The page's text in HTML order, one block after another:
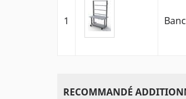
1
RECOMMANDÉ